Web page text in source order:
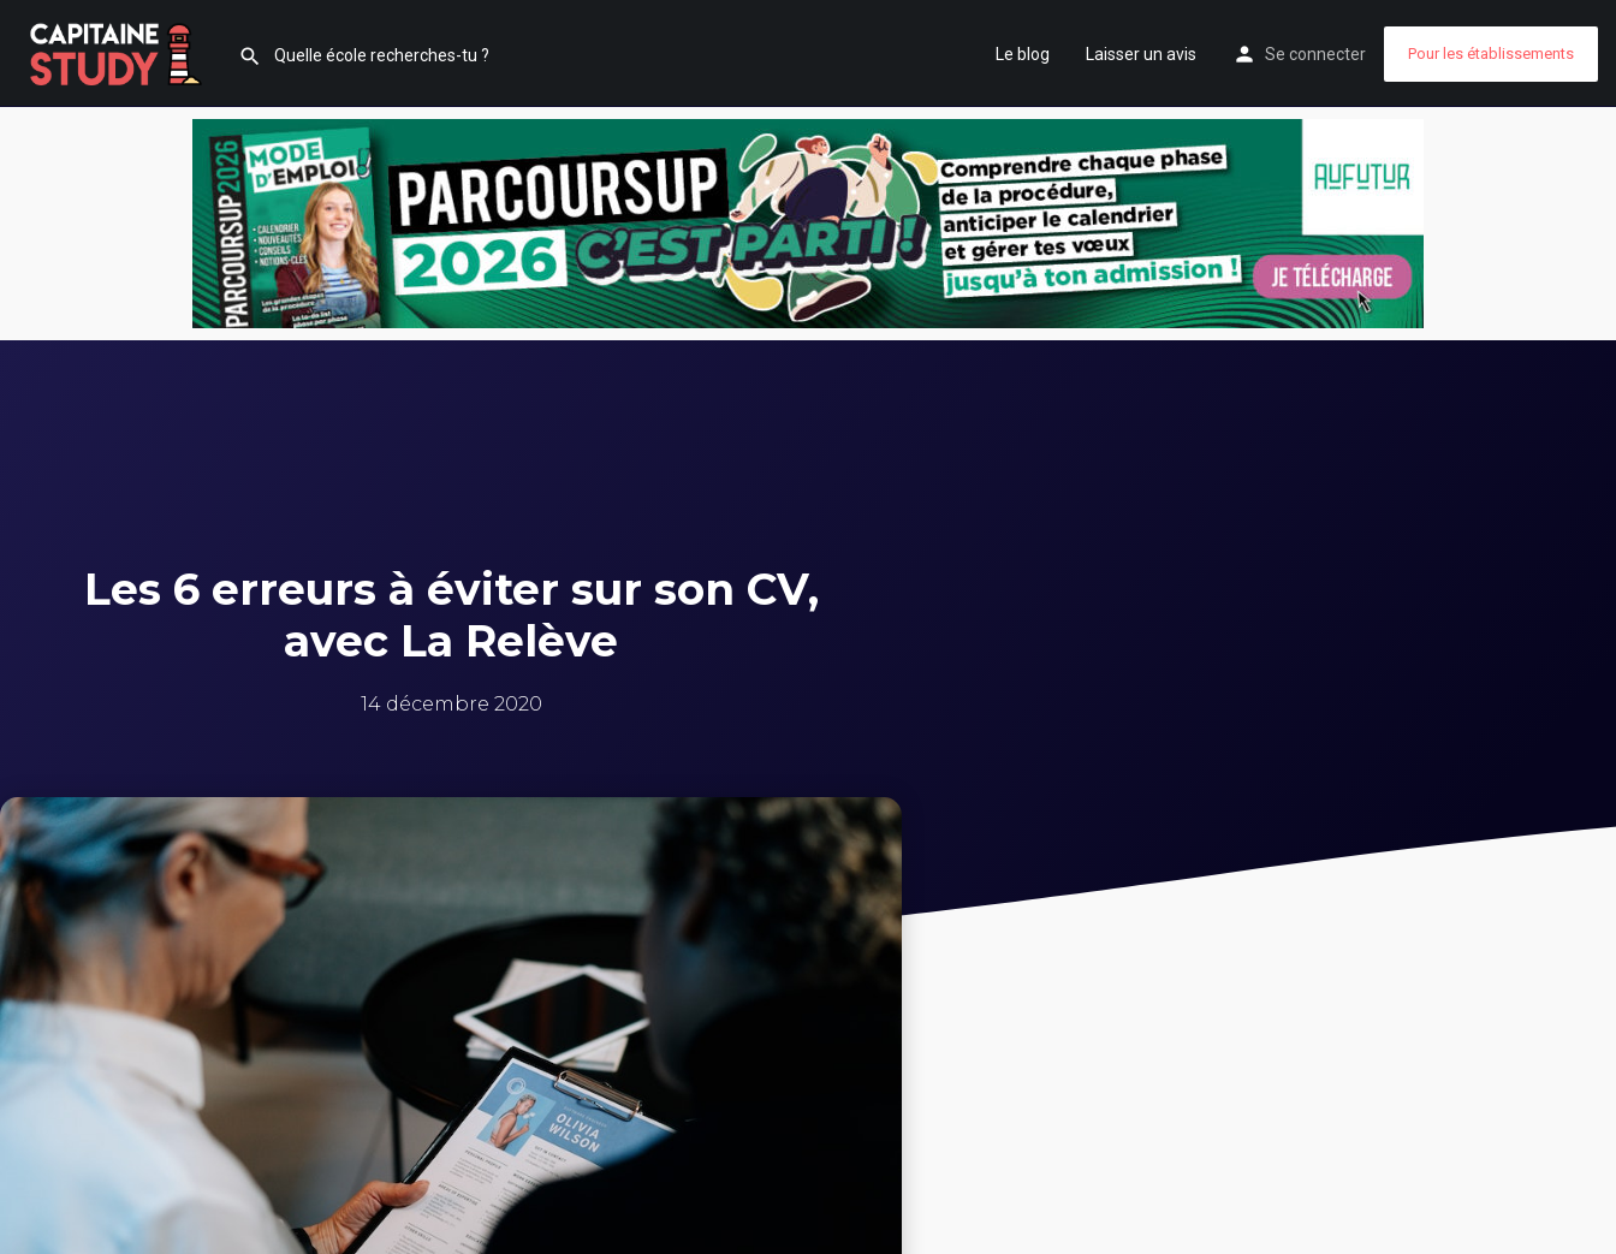
Le blog Laisser un avis Se connecter Pour les établissements
Les 6 erreurs à éviter sur son CV,
avec La Relève
14 décembre 2020